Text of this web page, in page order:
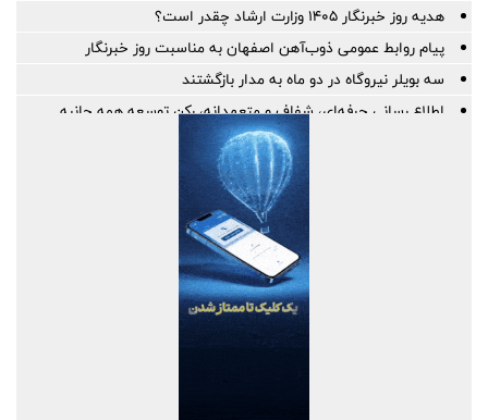
هدیه روز خبرنگار ۱۴۰۵ وزارت ارشاد چقدر است؟
پیام روابط عمومی ذوب‌آهن اصفهان به مناسبت روز خبرنگار
سه بویلر نیروگاه در دو ماه به مدار بازگشتند
اطلاع رسانی حرفه‌ای، شفاف و متعهدانه، رکن توسعه همه جانبه
قلم، حافظ حقیقت؛ خبرنگار، روایتگر آگاهی
پیام تبریک مدیرعامل بانک رفاه کارگران به مناسبت روز خبرنگار
گرامیداشت تلاش راویان حقیقت، در روزهای دشوار ایران
بانک ملی ایران؛ همراه آغاز زندگی‌های تازه
قلم، سلاحی در جنگ آگاهی؛ پیام مدیرعامل هلدینگ سرمایه گذاری